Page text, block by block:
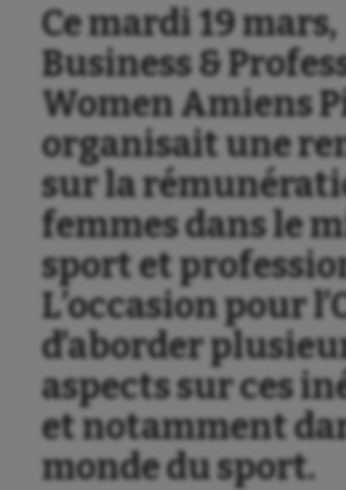
Ce mardi 19 mars,
Business &
Women Amiens
organisait une
sur la
femmes dans le
sport et
L’occasion pour
d’aborder
aspects sur ces
et notamment
monde du sport.